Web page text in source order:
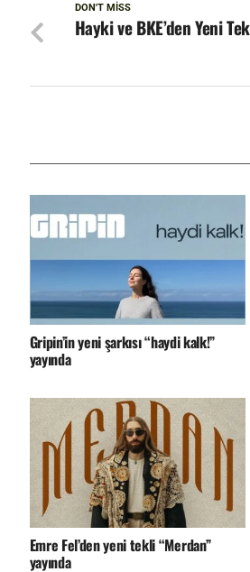
DON'T MISS
Hayki ve BKE’den Yeni
Gripin’in yeni şarkısı “haydi kalk!”
yayında
Emre Fel’den yeni tekli “Merdan”
yayında